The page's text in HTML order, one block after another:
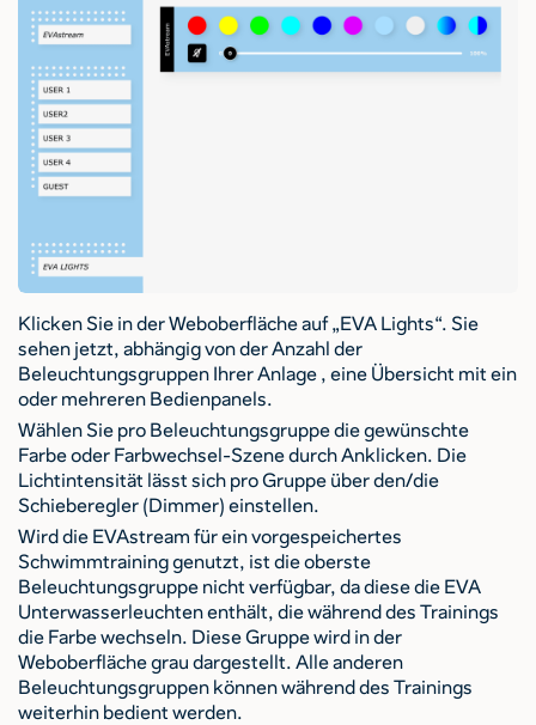
Klicken Sie in der Weboberfläche auf „EVA Lights“. Sie
sehen jetzt, abhängig von der Anzahl der
Beleuchtungsgruppen Ihrer Anlage , eine Übersicht mit ein
oder mehreren Bedienpanels.
Wählen Sie pro Beleuchtungsgruppe die gewünschte
Farbe oder Farbwechsel-Szene durch Anklicken. Die
Lichtintensität lässt sich pro Gruppe über den/die
Schieberegler (Dimmer) einstellen.
Wird die EVAstream für ein vorgespeichertes
Schwimmtraining genutzt, ist die oberste
Beleuchtungsgruppe nicht verfügbar, da diese die EVA
Unterwasserleuchten enthält, die während des Trainings
die Farbe wechseln. Diese Gruppe wird in der
Weboberfläche grau dargestellt. Alle anderen
Beleuchtungsgruppen können während des Trainings
weiterhin bedient werden.